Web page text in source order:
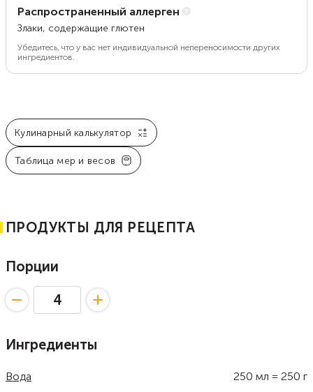
Распространенный аллерген
Злаки, содержащие глютен
Убедитесь, что у вас нет индивидуальной непереносимости других
ингредиентов.
Кулинарный калькулятор
Таблица мер и весов
ПРОДУКТЫ ДЛЯ РЕЦЕПТА
Порции
Ингредиенты
Вода 250 мл = 250 г